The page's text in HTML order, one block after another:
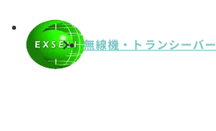
無線機・トランシーバ